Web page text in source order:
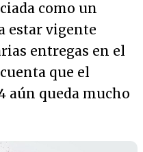
como un
estar vigente
entregas en el
que el
aún queda mucho